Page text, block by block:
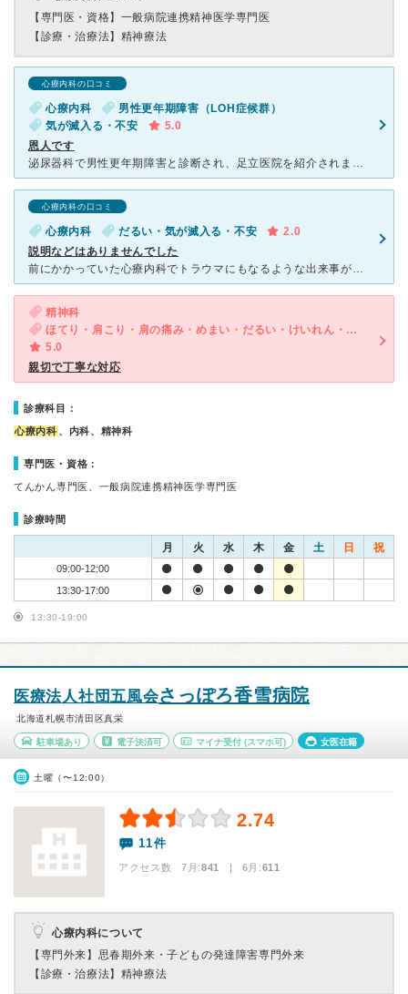
【専門医・資格】 一般病院連携精神医学専門医
【診療・治療法】 精神療法
心療内科の口コミ
心療内科
男性更年期障害（LOH症候群）
気が滅入る・不安
5.0
恩人です
泌尿器科で男性更年期障害と診断され、足立医院を紹介されました。 その当時は、午前を過ぎると椅子に腰掛けておれず、足の冷えと(冷え症では全くないのですが…)、疲労感、嫌悪感でとても辛い毎日を送る日々で
心療内科の口コミ
心療内科 だるい・気が滅入る・不安
2.0
説明などはありませんでした
前にかかっていた心療内科でトラウマにもなるような出来事があり心療内科には行くのをためらっていたのですが、麻痺などが出て来て精神的なものだと言われたため、こちらを受診することにしました。 診療時間
精神科
ほてり・肩こり・肩の痛み・めまい・だるい・けいれん・動悸・息切れ・体調不良・寝つきが悪い・不眠・急性の下痢・気が滅入る・不安・気分が異常に高揚している・物忘れがひどい
5.0
親切で丁寧な対応
診療科目：
心療内科 、内科、精神科
専門医・資格：
てんかん専門医、一般病院連携精神医学専門医
診療時間
月 火 水 木 金 土 日 祝
09:00-12:00
13:30-17:00
13:30-19:00
医療法人社団五風会さっぽろ香雪病院
北海道札幌市清田区真栄
駐車場あり 電子決済可 マイナ受付 (スマホ可) 女医在籍
土曜（〜12:00）
2.74
11件
アクセス数 7月:841 | 6月:611
心療内科について
【専門外来】 思春期外来・子どもの発達障害専門外来
【診療・治療法】 精神療法